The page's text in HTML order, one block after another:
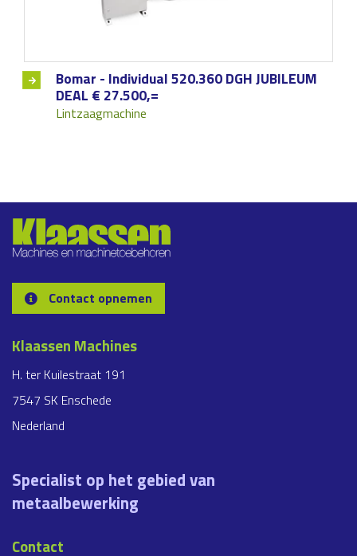
Bomar - Individual 520.360 DGH JUBILEUM
DEAL € 27.500,=
Lintzaagmachine
Contact opnemen
Klaassen Machines
H. ter Kuilestraat 191
7547 SK Enschede
Nederland
Specialist op het gebied van
metaalbewerking
Contact